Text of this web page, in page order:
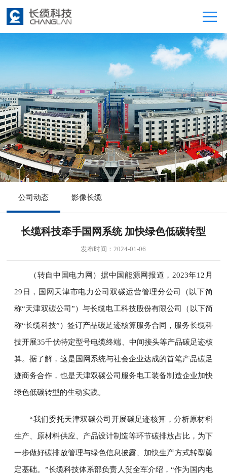
公司动态 影像长缆
长缆科技牵手国网系统 加快绿色低碳转型
发布时间：2024-01-06
（转自中国电力网）据中国能源网报道，2023年12月
29日，国网天津市电力公司双碳运营管理分公司（以下简
称“天津双碳公司”）与长缆电工科技股份有限公司（以下简
称“长缆科技”）签订产品碳足迹核算服务合同，服务长缆科
技开展35千伏特定型号电缆终端、中间接头等产品碳足迹核
算。据了解，这是国网系统与社会企业达成的首笔产品碳足
迹商务合作，也是天津双碳公司服务电工装备制造企业加快
绿色低碳转型的生动实践。
“我们委托天津双碳公司开展碳足迹核算，分析原材料
生产、原材料供应、产品设计制造等环节碳排放占比，为下
一步做好碳排放管理与绿色信息披露、加快生产方式转型奠
定基础。”长缆科技体系部负责人贺全军介绍，“作为国内电